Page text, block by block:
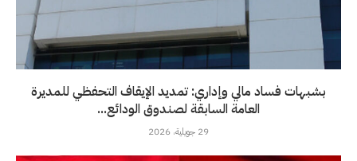
بشبهات فساد مالي وإداري: تمديد الإيقاف التحفظي للمديرة
العامة السابقة لصندوق الودائع...
29 جويلية، 2026